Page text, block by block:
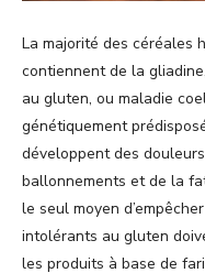
La majorité des céréales
contiennent de la
au gluten, ou maladie
génétiquement
développent des
ballonnements et de la
le seul moyen
intolérants au gluten
les produits à base de